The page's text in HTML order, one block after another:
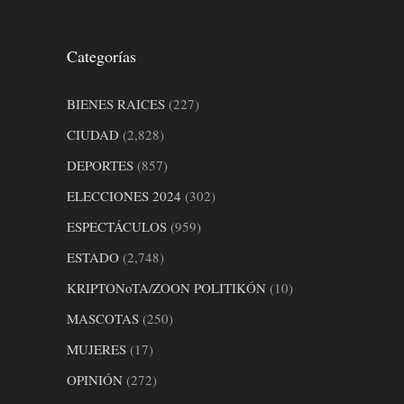
Categorías
BIENES RAICES(227)
CIUDAD(2,828)
DEPORTES(857)
ELECCIONES 2024 (302)
ESPECTÁCULOS(959)
ESTADO(2,748)
KRIPTONoTA/ZOON POLITIKÓN(10)
MASCOTAS(250)
MUJERES(17)
OPINIÓN(272)